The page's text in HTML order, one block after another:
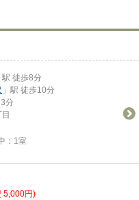
駅 徒歩8分
」駅 徒歩10分
分
目
： 1室
5,000円)